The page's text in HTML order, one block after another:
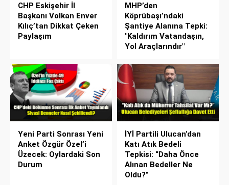
CHP Eskişehir İl
Başkanı Volkan Enver
Kılıç’tan Dikkat Çeken
Paylaşım
MHP’den
Köprübaşı’ndaki
Şantiye Alanına Tepki:
"Kaldırım Vatandaşın,
Yol Araçlarındır"
Yeni Parti Sonrası Yeni
Anket Özgür Özel’i
Üzecek: Oylardaki Son
Durum
İYİ Partili Ulucan’dan
Katı Atık Bedeli
Tepkisi: “Daha Önce
Alınan Bedeller Ne
Oldu?”